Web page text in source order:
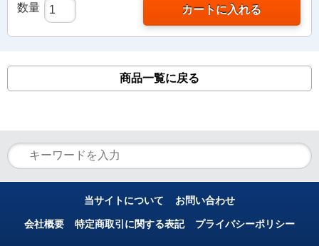
数量 カートに入れる
商品一覧に戻る
当サイトについて お問い合わせ
会社概要 特定商取引に関する表記 プライバシーポリシー